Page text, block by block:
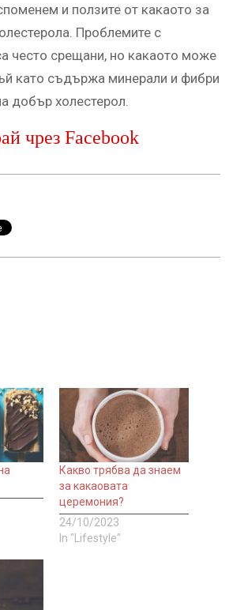
и ползите от какаото за
Проблемите с
често срещани, но какаото може
като съдържа минерали и фибри
добър холестерол.
чрез Facebook
Какво трябва да знаем
за какаовата
церемония?
24/10/2023
In "Lifestyle"